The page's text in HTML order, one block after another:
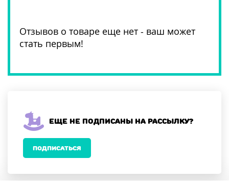
Отзывов о товаре еще нет - ваш может
стать первым!
Еще не подписаны на рассылку?
ПОДПИСАТЬСЯ